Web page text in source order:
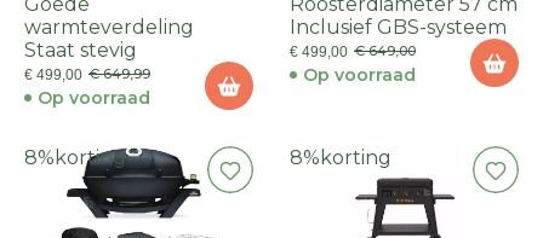
warmteverdeling
Staat stevig
€ 499,00 € 649,99
Op voorraad
Inclusief GBS-systeem
€ 499,00 € 649,00
Op voorraad
8% korting 8% korting